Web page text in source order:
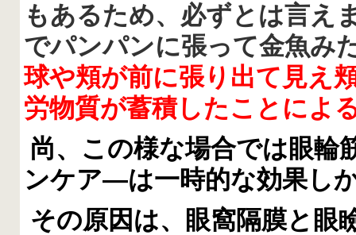
もあるため、必ずとは言え
でパンパンに張って金魚み
球や頬が前に張り出て見え
労物質が蓄積したことによ
尚、この様な場合では眼輪
ンケア―は一時的な効果し
その原因は、眼窩隔膜と眼